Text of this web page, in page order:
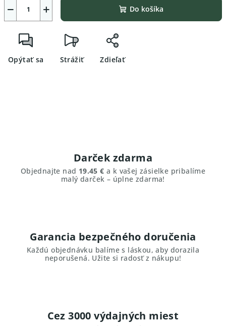
+
− Do košíka
Opýtať sa Strážiť Zdieľať
Darček zdarma
Objednajte nad 19.45 € a k vašej zásielke pribalíme
malý darček – úplne zdarma!
Garancia bezpečného doručenia
Každú objednávku balíme s láskou, aby dorazila
neporušená. Užite si radosť z nákupu!
Cez 3000 výdajných miest